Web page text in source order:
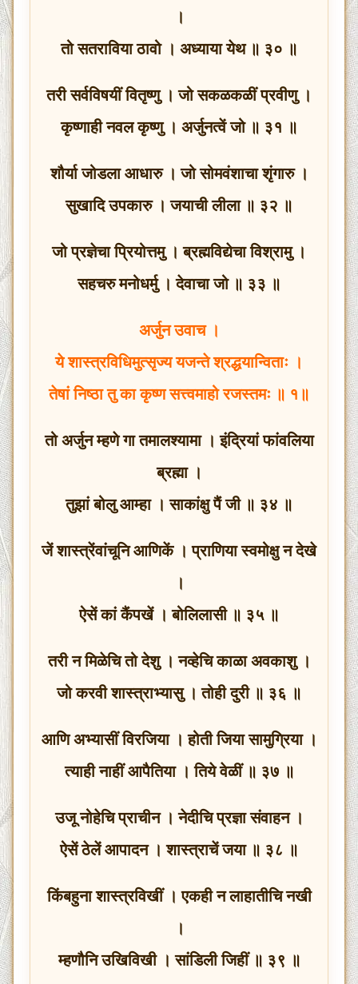
।
तो सतराविया ठावो । अध्याया येथ ॥ ३० ॥
तरी सर्वविषयीं वितृष्णु । जो सकळकळीं प्रवीणु ।
कृष्णाही नवल कृष्णु । अर्जुनत्वें जो ॥ ३१ ॥
शौर्या जोडला आधारु । जो सोमवंशाचा शृंगारु ।
सुखादि उपकारु । जयाची लीला ॥ ३२ ॥
जो प्रज्ञेचा प्रियोत्तमु । ब्रह्मविद्येचा विश्रामु ।
सहचरु मनोधर्मु । देवाचा जो ॥ ३३ ॥
अर्जुन उवाच ।
ये शास्त्रविधिमुत्सृज्य यजन्ते श्रद्धयान्विताः ।
तेषां निष्ठा तु का कृष्ण सत्त्वमाहो रजस्तमः ॥ १॥
तो अर्जुन म्हणे गा तमालश्यामा । इंद्रियां फांवलिया
ब्रह्मा ।
तुझां बोलु आम्हा । साकांक्षु पैं जी ॥ ३४ ॥
जें शास्त्रेंवांचूनि आणिकें । प्राणिया स्वमोक्षु न देखे
।
ऐसें कां कैंपखें । बोलिलासी ॥ ३५ ॥
तरी न मिळेचि तो देशु । नव्हेचि काळा अवकाशु ।
जो करवी शास्त्राभ्यासु । तोही दुरी ॥ ३६ ॥
आणि अभ्यासीं विरजिया । होती जिया सामुग्रिया ।
त्याही नाहीं आपैतिया । तिये वेळीं ॥ ३७ ॥
उजू नोहेचि प्राचीन । नेदीचि प्रज्ञा संवाहन ।
ऐसें ठेलें आपादन । शास्त्राचें जया ॥ ३८ ॥
किंबहुना शास्त्रविखीं । एकही न लाहातीचि नखी
।
म्हणौनि उखिविखी । सांडिली जिहीं ॥ ३९ ॥